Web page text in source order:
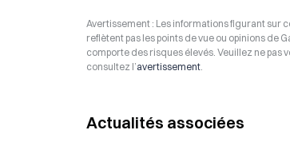
Avertissement : Les informations figurant sur
reflètent pas les points de vue ou opinions de
comporte des risques élevés. Veuillez ne pas
consultez l’avertissement.
Actualités associées